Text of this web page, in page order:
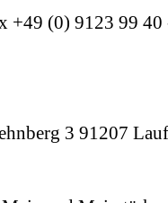
+49 (0) 9123 99
3 91207